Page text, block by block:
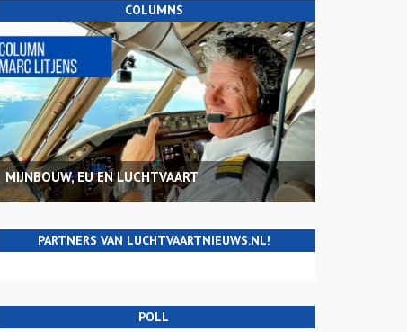
COLUMNS
MIJNBOUW, EU EN LUCHTVAART
PARTNERS VAN LUCHTVAARTNIEUWS.NL!
POLL